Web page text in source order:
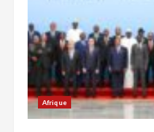
Afrique